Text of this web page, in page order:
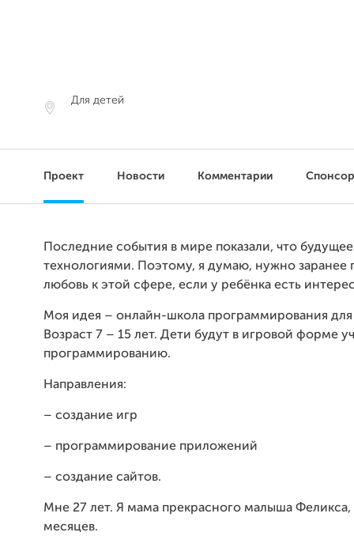
Для детей
Проект Новости Комментарии
Последние события в мире показали, что будущее
технологиями. Поэтому, я думаю, нужно заранее
любовь к этой сфере, если у ребёнка есть
Моя идея – онлайн-школа программирования для
Возраст 7 – 15 лет. Дети будут в игровой форме
программированию.
Направления:
– создание игр
– программирование приложений
– создание сайтов.
Мне 27 лет. Я мама прекрасного малыша Феликса,
месяцев.